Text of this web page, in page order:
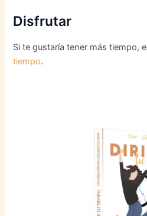
Disfrutar
Si te gustaría tener más tiempo,
tiempo.